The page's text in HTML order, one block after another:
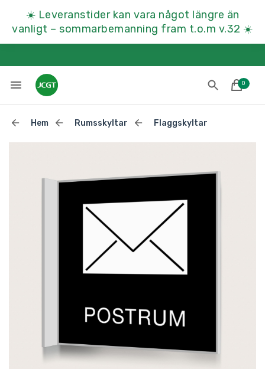
☀️ Leveranstider kan vara något längre än
vanligt – sommarbemanning fram t.o.m v.32 ☀️
0
Till kassan
Hem Rumsskyltar Flaggskyltar